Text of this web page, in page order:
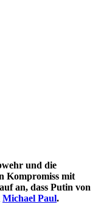
und die
Kompromiss mit
an, dass Putin von
Michael Paul.